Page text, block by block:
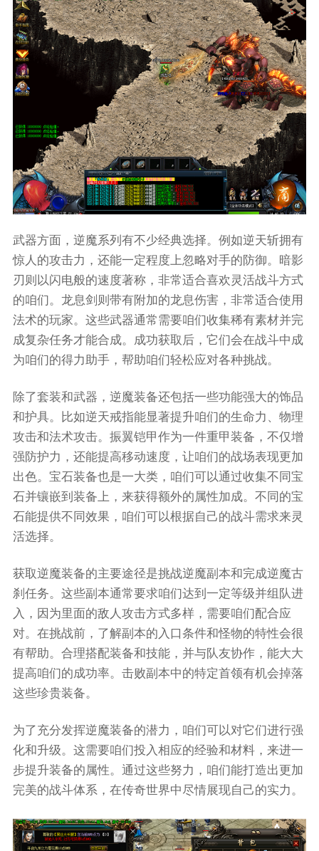
武器方面，逆魔系列有不少经典选择。例如逆天斩拥有
惊人的攻击力，还能一定程度上忽略对手的防御。暗影
刃则以闪电般的速度著称，非常适合喜欢灵活战斗方式
的咱们。龙息剑则带有附加的龙息伤害，非常适合使用
法术的玩家。这些武器通常需要咱们收集稀有素材并完
成复杂任务才能合成。成功获取后，它们会在战斗中成
为咱们的得力助手，帮助咱们轻松应对各种挑战。
除了套装和武器，逆魔装备还包括一些功能强大的饰品
和护具。比如逆天戒指能显著提升咱们的生命力、物理
攻击和法术攻击。振翼铠甲作为一件重甲装备，不仅增
强防护力，还能提高移动速度，让咱们的战场表现更加
出色。宝石装备也是一大类，咱们可以通过收集不同宝
石并镶嵌到装备上，来获得额外的属性加成。不同的宝
石能提供不同效果，咱们可以根据自己的战斗需求来灵
活选择。
获取逆魔装备的主要途径是挑战逆魔副本和完成逆魔古
刹任务。这些副本通常要求咱们达到一定等级并组队进
入，因为里面的敌人攻击方式多样，需要咱们配合应
对。在挑战前，了解副本的入口条件和怪物的特性会很
有帮助。合理搭配装备和技能，并与队友协作，能大大
提高咱们的成功率。击败副本中的特定首领有机会掉落
这些珍贵装备。
为了充分发挥逆魔装备的潜力，咱们可以对它们进行强
化和升级。这需要咱们投入相应的经验和材料，来进一
步提升装备的属性。通过这些努力，咱们能打造出更加
完美的战斗体系，在传奇世界中尽情展现自己的实力。